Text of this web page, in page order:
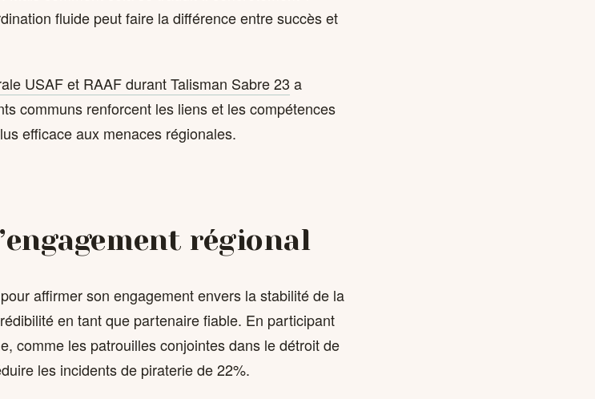
fluide peut faire la différence entre succès et
USAF et RAAF durant Talisman Sabre 23 a
communs renforcent les liens et les compétences
efficace aux menaces régionales.
régional
affirmer son engagement envers la stabilité de la
en tant que partenaire fiable. En participant
comme les patrouilles conjointes dans le détroit de
les incidents de piraterie de 22%.